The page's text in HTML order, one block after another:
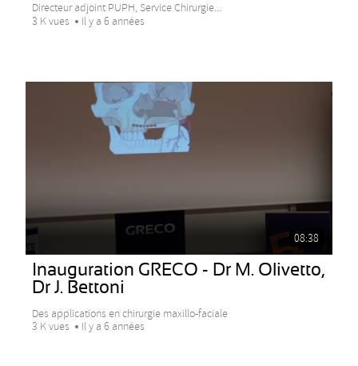
Directeur adjoint PUPH, Service Chirurgie...
3 K vues
Il y a 6 années
08:38
Inauguration GRECO - Dr M. Olivetto,
Dr J. Bettoni
Des applications en chirurgie maxillo-faciale
3 K vues
Il y a 6 années